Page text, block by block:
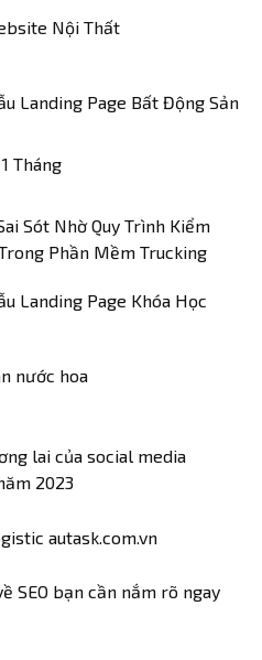
Nội Thất
Landing Page Bất Động Sản
Tháng
Sót Nhờ Quy Trình Kiểm
Phần Mềm Trucking
Landing Page Khóa Học
nước hoa
lai của social media
2023
autask.com.vn
SEO bạn cần nắm rõ ngay